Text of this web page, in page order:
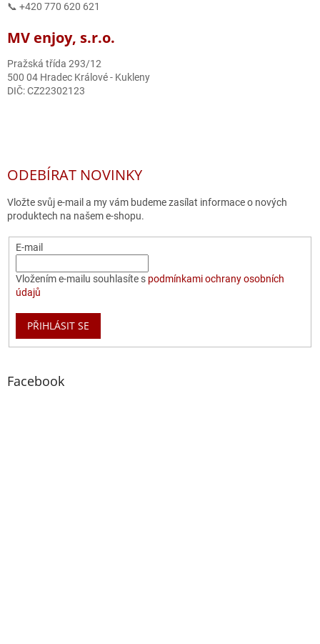
📞 +420 770 620 621
MV enjoy, s.r.o.
Pražská třída 293/12
500 04 Hradec Králové - Kukleny
DIČ: CZ22302123
ODEBÍRAT NOVINKY
Vložte svůj e-mail a my vám budeme zasílat informace o nových
produktech na našem e-shopu.
E-mail
Vložením e-mailu souhlasíte s podmínkami ochrany osobních
údajů
PŘIHLÁSIT SE
Facebook